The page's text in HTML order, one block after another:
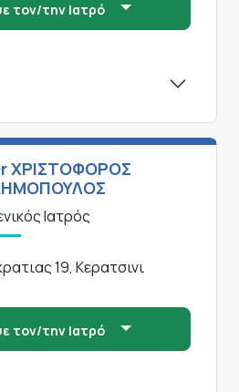
τον/την Ιατρό
ΧΡΙΣΤΟΦΟΡΟΣ
Ιατρός
19, Κερατσινι
τον/την Ιατρό